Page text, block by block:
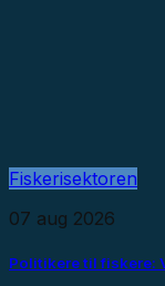
Fiskerisektoren
07 aug 2026
Politikere til fiskere: